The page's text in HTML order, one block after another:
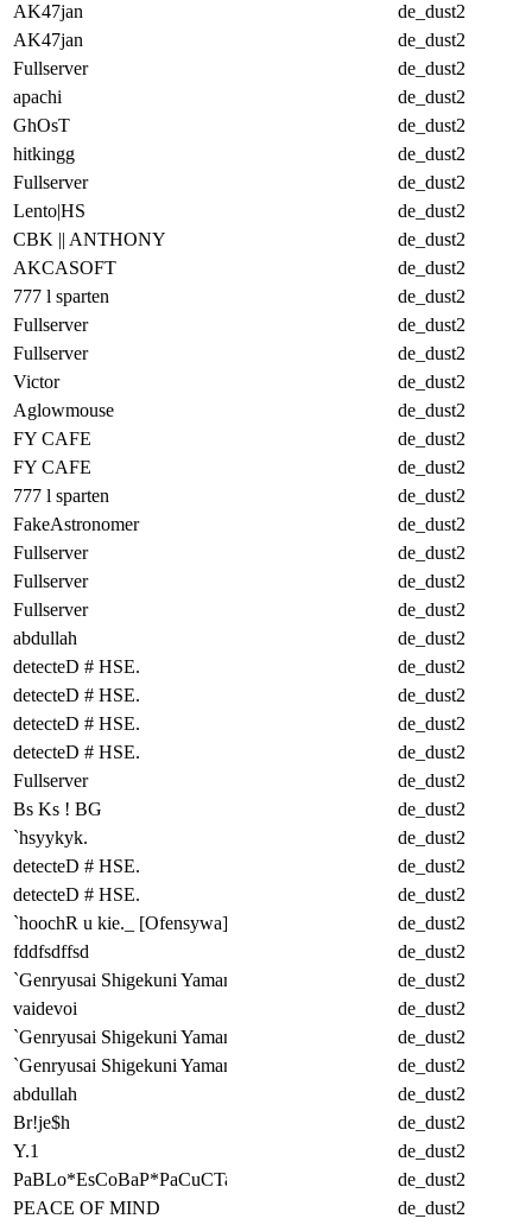
AK47jan
de_dust2
AK47jan
de_dust2
Fullserver
de_dust2
apachi
de_dust2
GhOsT
de_dust2
hitkingg
de_dust2
Fullserver
de_dust2
Lento|HS
de_dust2
CBK || ANTHONY
de_dust2
AKCASOFT
de_dust2
777 l sparten
de_dust2
Fullserver
de_dust2
Fullserver
de_dust2
Victor
de_dust2
Aglowmouse
de_dust2
FY CAFE
de_dust2
FY CAFE
de_dust2
777 l sparten
de_dust2
FakeAstronomer
de_dust2
Fullserver
de_dust2
Fullserver
de_dust2
Fullserver
de_dust2
abdullah
de_dust2
detecteD # HSE.
de_dust2
detecteD # HSE.
de_dust2
detecteD # HSE.
de_dust2
detecteD # HSE.
de_dust2
Fullserver
de_dust2
Bs Ks ! BG
de_dust2
`hsyykyk.
de_dust2
detecteD # HSE.
de_dust2
detecteD # HSE.
de_dust2
`hoochR u kie._ [Ofensywa] !
de_dust2
fddfsdffsd
de_dust2
`Genryusai Shigekuni Yamamoto -
de_dust2
vaidevoi
de_dust2
`Genryusai Shigekuni Yamamoto -
de_dust2
`Genryusai Shigekuni Yamamoto -
de_dust2
abdullah
de_dust2
Br!je$h
de_dust2
Y.1
de_dust2
PaBLo*EsCoBaP*PaCuCTa
de_dust2
PEACE OF MIND
de_dust2